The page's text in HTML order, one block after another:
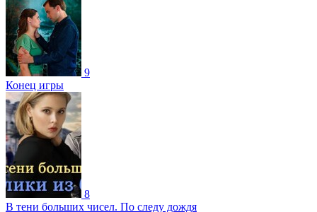
9
Конец игры
8
В тени больших чисел. По следу дождя